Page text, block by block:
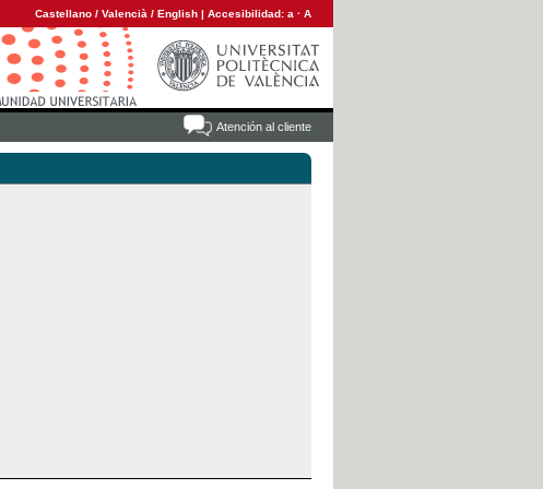
Castellano / Valencià / English | Accesibilidad: a · A
Atención al cliente